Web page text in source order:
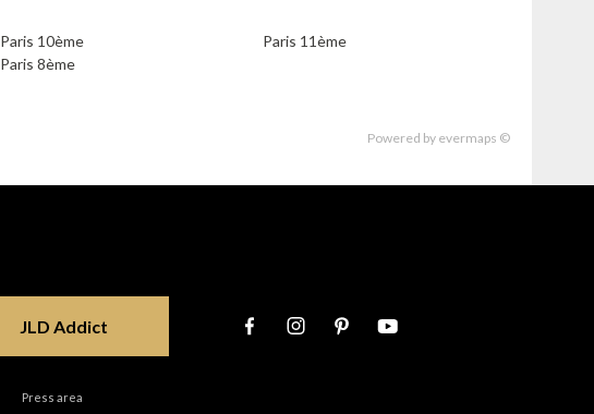
Paris 10ème
Paris 8ème
Paris 11ème
Powered by evermaps ©
JLD Addict
Press area